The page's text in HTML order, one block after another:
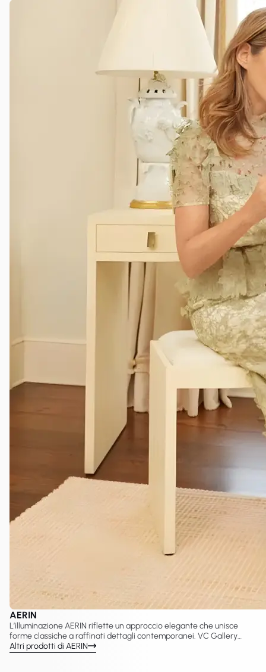
AERIN
L’illuminazione AERIN riflette un approccio elegante che unisce
forme classiche a raffinati dettagli contemporanei. VC Gallery
propone una selezione curata di lampade AERIN create con Visual
Comfort & Co., tra cui lampadari, applique, sospensioni e lampade
Altri prodotti di AERIN